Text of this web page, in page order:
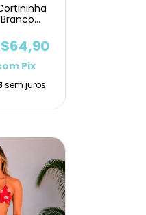
Pix
sem juros